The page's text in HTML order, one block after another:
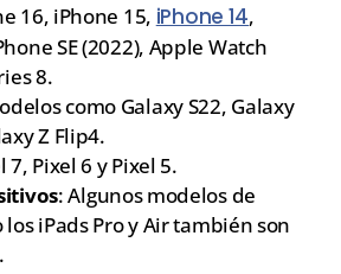
16, iPhone 15, iPhone 14,
SE (2022), Apple Watch
8.
como Galaxy S22, Galaxy
Z Flip4.
7, Pixel 6 y Pixel 5.
: Algunos modelos de
iPads Pro y Air también son